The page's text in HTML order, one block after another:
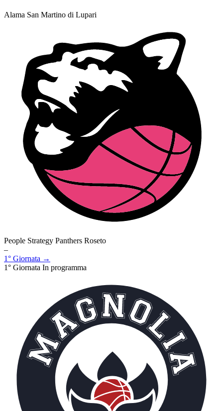
Alama San Martino di Lupari
People Strategy Panthers Roseto
–
1° Giornata →
1° Giornata In programma